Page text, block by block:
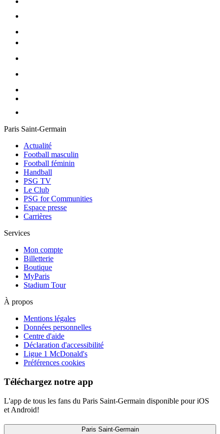
Paris Saint-Germain
Actualité
Football masculin
Football féminin
Handball
PSG TV
Le Club
PSG for Communities
Espace presse
Carrières
Services
Mon compte
Billetterie
Boutique
MyParis
Stadium Tour
À propos
Mentions légales
Données personnelles
Centre d'aide
Déclaration d'accessibilité
Ligue 1 McDonald's
Préférences cookies
Téléchargez notre app
L'app de tous les fans du Paris Saint-Germain disponible pour iOS
et Android!
Paris Saint-Germain